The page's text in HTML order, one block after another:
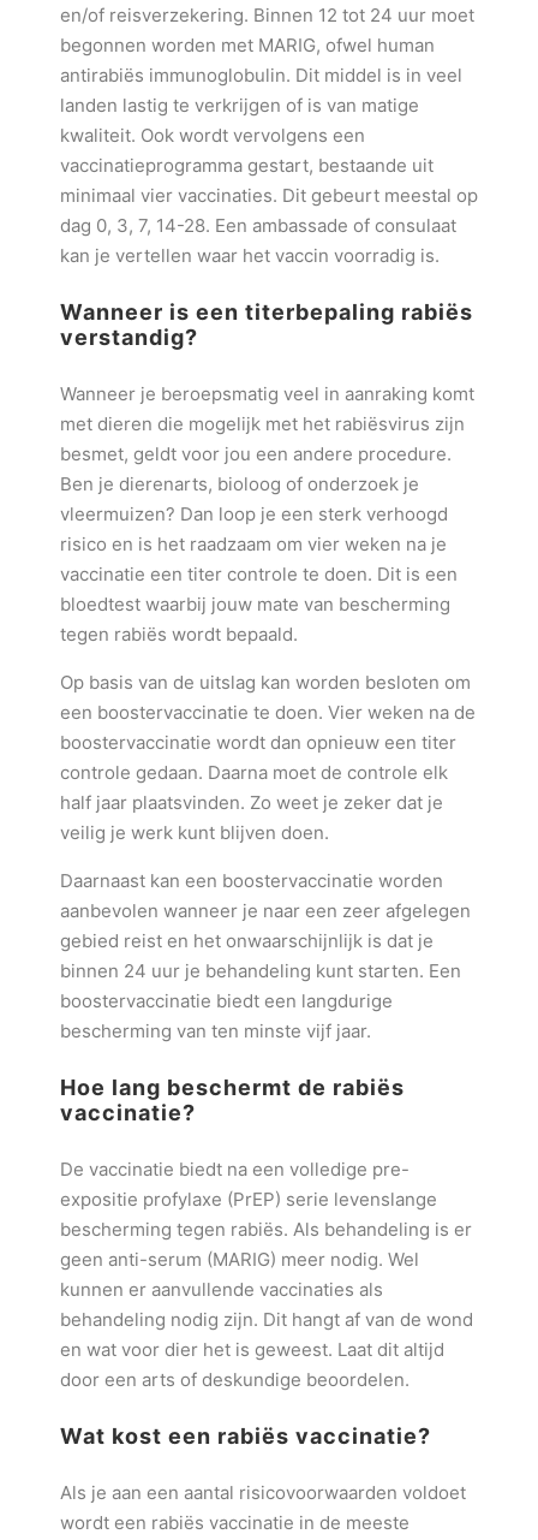
en/of reisverzekering. Binnen 12 tot 24 uur moet
begonnen worden met MARIG, ofwel human
antirabiës immunoglobulin. Dit middel is in veel
landen lastig te verkrijgen of is van matige
kwaliteit. Ook wordt vervolgens een
vaccinatieprogramma gestart, bestaande uit
minimaal vier vaccinaties. Dit gebeurt meestal op
dag 0, 3, 7, 14-28. Een ambassade of consulaat
kan je vertellen waar het vaccin voorradig is.
Wanneer is een titerbepaling rabiës
verstandig?
Wanneer je beroepsmatig veel in aanraking komt
met dieren die mogelijk met het rabiësvirus zijn
besmet, geldt voor jou een andere procedure.
Ben je dierenarts, bioloog of onderzoek je
vleermuizen? Dan loop je een sterk verhoogd
risico en is het raadzaam om vier weken na je
vaccinatie een titer controle te doen. Dit is een
bloedtest waarbij jouw mate van bescherming
tegen rabiës wordt bepaald.
Op basis van de uitslag kan worden besloten om
een boostervaccinatie te doen. Vier weken na de
boostervaccinatie wordt dan opnieuw een titer
controle gedaan. Daarna moet de controle elk
half jaar plaatsvinden. Zo weet je zeker dat je
veilig je werk kunt blijven doen.
Daarnaast kan een boostervaccinatie worden
aanbevolen wanneer je naar een zeer afgelegen
gebied reist en het onwaarschijnlijk is dat je
binnen 24 uur je behandeling kunt starten. Een
boostervaccinatie biedt een langdurige
bescherming van ten minste vijf jaar.
Hoe lang beschermt de rabiës
vaccinatie?
De vaccinatie biedt na een volledige pre-
expositie profylaxe (PrEP) serie levenslange
bescherming tegen rabiës. Als behandeling is er
geen anti-serum (MARIG) meer nodig. Wel
kunnen er aanvullende vaccinaties als
behandeling nodig zijn. Dit hangt af van de wond
en wat voor dier het is geweest. Laat dit altijd
door een arts of deskundige beoordelen.
Wat kost een rabiës vaccinatie?
Als je aan een aantal risicovoorwaarden voldoet
wordt een rabiës vaccinatie in de meeste